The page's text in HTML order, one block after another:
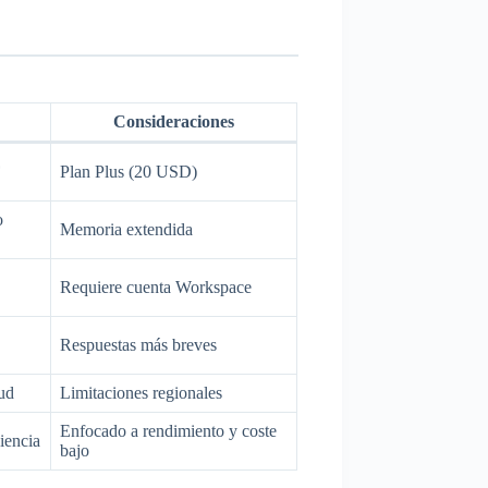
Consideraciones
Plan Plus (20 USD)
Memoria extendida
Requiere cuenta Workspace
Respuestas más breves
Limitaciones regionales
Enfocado a rendimiento y coste
bajo